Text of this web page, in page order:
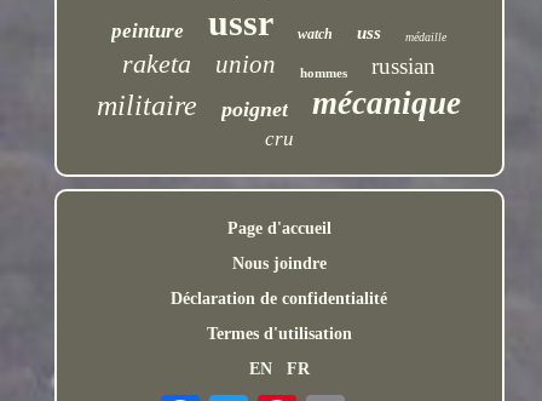
peinture
ussr watch uss médaille
raketa union hommes russian
militaire poignet mécanique
cru
Page d'accueil
Nous joindre
Déclaration de confidentialité
Termes d'utilisation
EN
FR